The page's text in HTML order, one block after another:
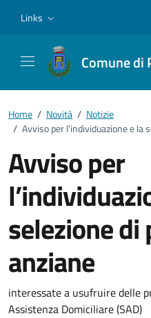
Links
Comune di
Home / Novità / Notizie
/ Avviso per l’individuazione e la
Avviso per
selezione di
anziane
Dettagli della
interessate a usufruire delle
Assistenza Domiciliare (SAD)